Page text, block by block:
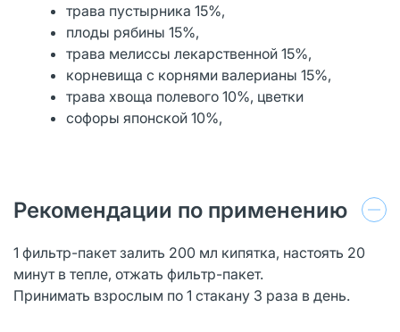
трава пустырника 15%,
плоды рябины 15%,
трава мелиссы лекарственной 15%,
корневища с корнями валерианы 15%,
трава хвоща полевого 10%, цветки
софоры японской 10%,
Рекомендации по применению
1 фильтр-пакет залить 200 мл кипятка, настоять 20
минут в тепле, отжать фильтр-пакет.
Принимать взрослым по 1 стакану 3 раза в день.